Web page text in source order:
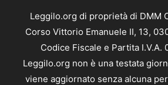
Leggilo.org di proprietà di DMM
Corso Vittorio Emanuele II, 13,
Codice Fiscale e Partita I.V.A.
Leggilo.org non è una testata
viene aggiornato senza alcuna